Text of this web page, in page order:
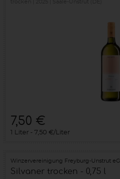
7,50 €
1 Liter 7,50 €/Liter
Winzervereinigung Freyburg-Unstrut eG
Silvaner trocken - 0,75 l